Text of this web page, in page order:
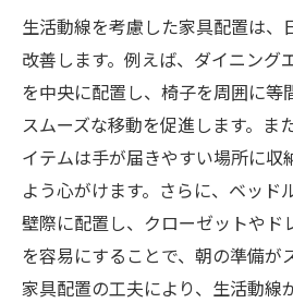
生活動線を考慮した家具配置は、
改善します。例えば、ダイニング
を中央に配置し、椅子を周囲に等
スムーズな移動を促進します。ま
イテムは手が届きやすい場所に収
よう心がけます。さらに、ベッド
壁際に配置し、クローゼットやド
を容易にすることで、朝の準備が
家具配置の工夫により、生活動線